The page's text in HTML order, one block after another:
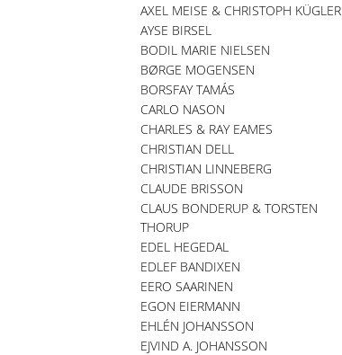
AXEL MEISE & CHRISTOPH KÜGLER
AYSE BIRSEL
BODIL MARIE NIELSEN
BØRGE MOGENSEN
BORSFAY TAMÁS
CARLO NASON
CHARLES & RAY EAMES
CHRISTIAN DELL
CHRISTIAN LINNEBERG
CLAUDE BRISSON
CLAUS BONDERUP & TORSTEN
THORUP
EDEL HEGEDAL
EDLEF BANDIXEN
EERO SAARINEN
EGON EIERMANN
EHLÉN JOHANSSON
EJVIND A. JOHANSSON